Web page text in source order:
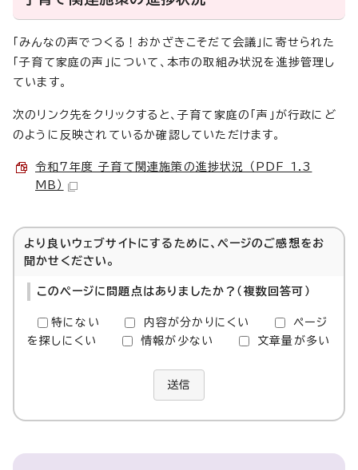
「みんなの声でつくる！おかざきこそだて会議」に寄せられた
「子育て家庭の声」について、本市の取組み状況を進捗管理し
ています。
次のリンク先をクリックすると、子育て家庭の「声」が行政にど
のように反映されているか確認していただけます。
令和7年度 子育て関連施策の進捗状況 （PDF 1.3
MB）
より良いウェブサイトにするために、ページのご感想をお
聞かせください。
このページに問題点はありましたか？（複数回答可）
特にない 内容が分かりにくい
ページ
を探しにくい
情報が少ない 文章量が多い
送信